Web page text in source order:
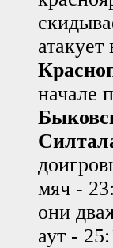
начале
мяч -
они
аут -